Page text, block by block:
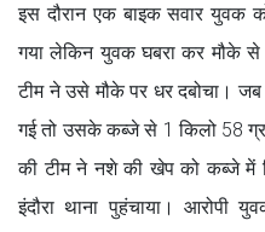
इस दौरान एक बाइक सवार युवक
गया लेकिन युवक घबरा कर मौके से
टीम ने उसे मौके पर धर दबोचा।
गई तो उसके कब्जे से 1 किलो 58
की टीम ने नशे की खेप को कब्जे में
इंदौरा थाना पुहंचाया। आरोपी